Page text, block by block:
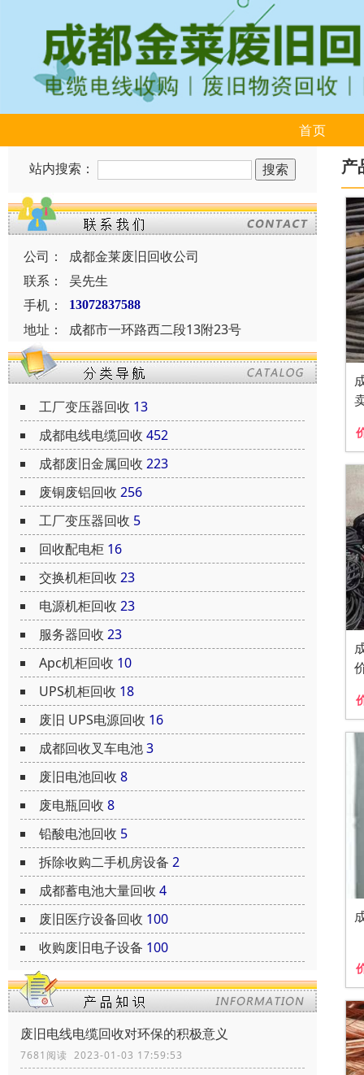
首页
站内搜索：
公司：
成都金莱废旧回收公司
联系：
吴先生
手机：
13072837588
地址： 成都市一环路西二段13附23号
工厂变压器回收 13
成都电线电缆回收 452
成都废旧金属回收 223
废铜废铝回收 256
工厂变压器回收 5
回收配电柜 16
交换机柜回收 23
电源机柜回收 23
服务器回收 23
Apc机柜回收 10
UPS机柜回收 18
废旧 UPS电源回收 16
成都回收叉车电池3
废旧电池回收 8
废电瓶回收 8
铅酸电池回收 5
拆除收购二手机房设备 2
成都蓄电池大量回收 4
废旧医疗设备回收 100
收购废旧电子设备 100
废旧电线电缆回收对环保的积极意义
7681阅读 2023-01-03 17:59:53
产